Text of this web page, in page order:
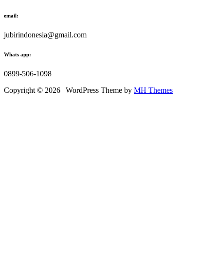
email:
jubirindonesia@gmail.com
Whats app:
0899-506-1098
Copyright © 2026 | WordPress Theme by MH Themes